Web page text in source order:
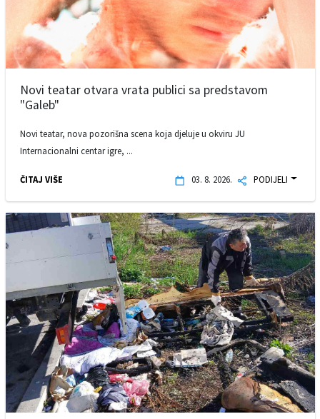
Novi teatar otvara vrata publici sa predstavom
"Galeb"
Novi teatar, nova pozorišna scena koja djeluje u okviru JU
Internacionalni centar igre, ...
ČITAJ VIŠE 03. 8. 2026. PODIJELI